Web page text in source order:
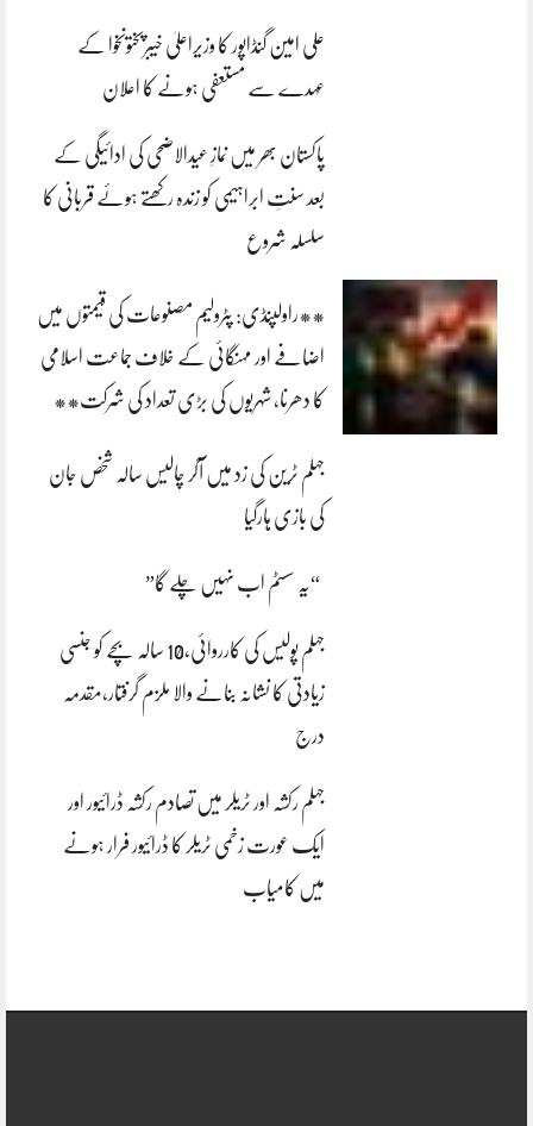
علی امین گنڈاپور کا وزیراعلیٰ خیبرپختونخوا کے
عہدے سے مستعفی ہونے کا اعلان
پاکستان بھر میں نمازِ عیدالاضحی کی ادائیگی کے
بعد سنتِ ابراہیمی کو زندہ رکھتے ہوئے قربانی کا
سلسلہ شروع
**راولپنڈی: پٹرولیم مصنوعات کی قیمتوں میں
اضافے اور مہنگائی کے خلاف جماعت اسلامی
کا دھرنا، شہریوں کی بڑی تعداد کی شرکت**
جہلم ٹرین کی زد میں آکر چالیس سالہ شخص جان
کی بازی ہارگیا
“یہ سسٹم اب نہیں چلے گا”
جہلم پولیس کی کارروائی،10 سالہ بچے کو جنسی
زیادتی کا نشانہ بنانے والا ملزم گرفتار،مقدمہ
درج
جہلم رکشہ اور ٹریلر میں تصادم رکشہ ڈرائیور اور
ایک عورت زخمی ٹریلر کا ڈرائیور فرار ہونے
میں کامیاب